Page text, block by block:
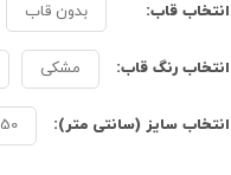
انتخاب قاب: بدون قاب
انتخاب رنگ قاب: مشکی
انتخاب سایز (سانتی متر): 50 در 70